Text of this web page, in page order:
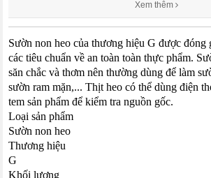
Xem thêm
Sườn non heo của thương hiệu G được đóng
các tiêu chuẩn về an toàn toàn thực phẩm.
săn chắc và thơm nên thường dùng để làm
sườn ram mặn,... Thịt heo có thể dùng điện
tem sản phẩm để kiểm tra nguồn gốc.
Loại sản phẩm
Sườn non heo
Thương hiệu
G
Khối lượng